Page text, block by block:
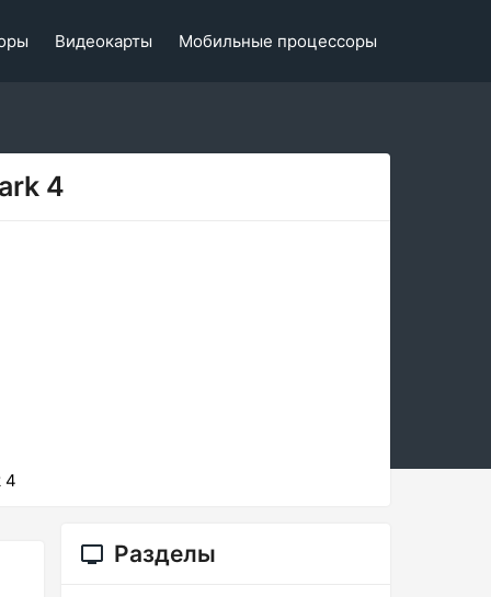
Видеокарты Мобильные процессоры
4
4
Разделы